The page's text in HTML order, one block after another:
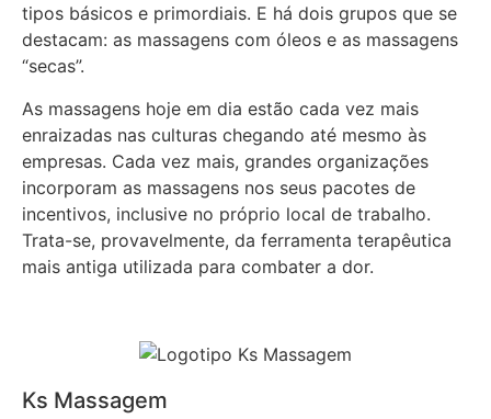
tipos básicos e primordiais. E há dois grupos que se
destacam: as massagens com óleos e as massagens
“secas”.
As massagens hoje em dia estão cada vez mais
enraizadas nas culturas chegando até mesmo às
empresas. Cada vez mais, grandes organizações
incorporam as massagens nos seus pacotes de
incentivos, inclusive no próprio local de trabalho.
Trata-se, provavelmente, da ferramenta terapêutica
mais antiga utilizada para combater a dor.
Ks Massagem